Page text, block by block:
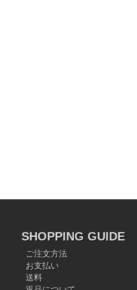
SHOPPING GUIDE
ご注文方法
お支払い
送料